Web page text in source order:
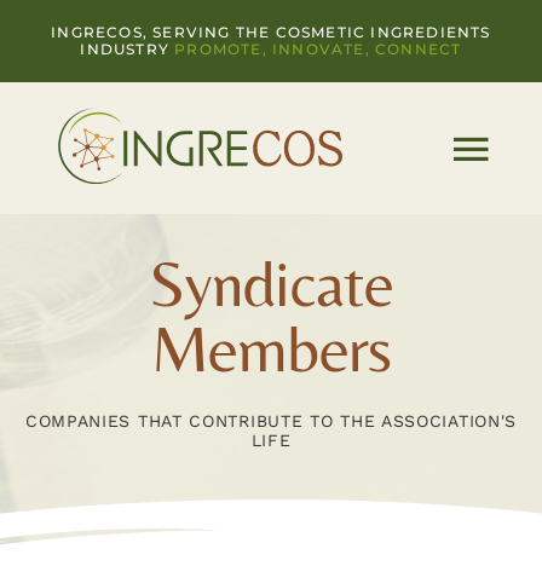
content
INGRECOS, SERVING THE COSMETIC INGREDIENTS
INDUSTRY PROMOTE, INNOVATE, CONNECT
Syndicate
Members
COMPANIES THAT CONTRIBUTE TO THE ASSOCIATION'S
LIFE